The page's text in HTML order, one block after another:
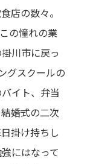
店の数々。
の憧れの業
川市に戻っ
グスクールの
イト、弁当
婚式の二次
掛け持ちし
にはなって